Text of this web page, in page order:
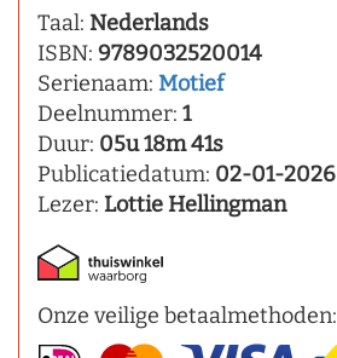
Taal: Nederlands
ISBN: 9789032520014
Serienaam: Motief
Deelnummer: 1
Duur: 05u 18m 41s
Publicatiedatum: 02-01-2026
Lezer: Lottie Hellingman
Onze veilige betaalmethoden: